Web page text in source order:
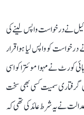
نے درخواست واپس لینے کی
کو واپس لیا ہوا قرار
کورٹ نے مہوا موئترا کو اسی
سمیت کسی بھی سخت
تاہم عدالت نے یہ شرط عائد کی تھی کہ